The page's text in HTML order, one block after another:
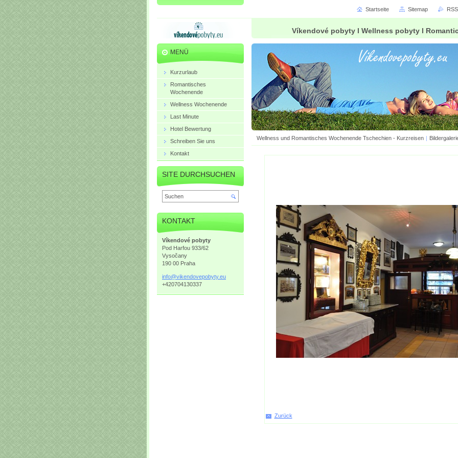
Víkendové pobyty l Wellness pobyty l
Wellness und Romantisches Wochenende Tschechien - Kurzreisen |
Zurück
MENÜ
Kurzurlaub
Romantisches
Wochenende
Wellness Wochenende
Last Minute
Hotel Bewertung
Schreiben Sie uns
Kontakt
SITE DURCHSUCHEN
KONTAKT
Víkendové pobyty
Pod Harfou 933/62
Vysočany
190 00 Praha
info@vikendovepobyty.eu
+420704130337
Startseite Sitemap RSS